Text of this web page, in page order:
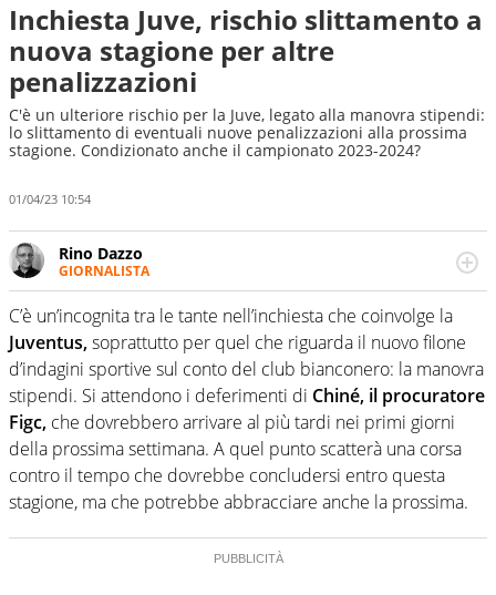
Inchiesta Juve, rischio slittamento a
nuova stagione per altre
penalizzazioni
C'è un ulteriore rischio per la Juve, legato alla manovra stipendi:
lo slittamento di eventuali nuove penalizzazioni alla prossima
stagione. Condizionato anche il campionato 2023-2024?
01/04/23 10:54
Rino Dazzo
GIORNALISTA
Se mai ci fosse modo di traslare il glossario del calcio in
una nicchia di esperti, lui ne farebbe parte. Non si perde
una svista arbitrale né gli umori social del mondo delle
curve
C’è un’incognita tra le tante nell’inchiesta che coinvolge la
Juventus,soprattutto per quel che riguarda il nuovo filone
d’indagini sportive sul conto del club bianconero: la manovra
stipendi. Si attendono i deferimenti di Chiné, il procuratore
Figc, che dovrebbero arrivare al più tardi nei primi giorni
della prossima settimana. A quel punto scatterà una corsa
contro il tempo che dovrebbe concludersi entro questa
stagione, ma che potrebbe abbracciare anche la prossima.